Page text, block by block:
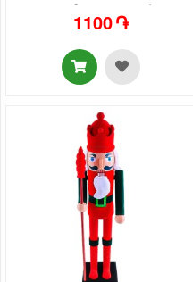
սառնաշաքարի
փայտիկների տեսքով
AG242-47-30 14սմ 4 հատ
1100 ֏